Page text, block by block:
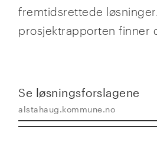
fremtidsrettede
prosjektrapporten finner
Se løsningsforslagene
alstahaug.kommune.no